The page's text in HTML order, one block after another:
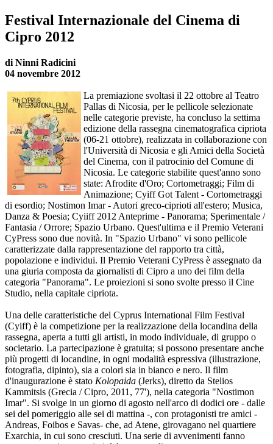
Festival Internazionale del Cinema di
Cipro 2012
di Ninni Radicini
04 novembre 2012
La premiazione svoltasi il 22 ottobre al Teatro
Pallas di Nicosia, per le pellicole selezionate
nelle categorie previste, ha concluso la settima
edizione della rassegna cinematografica cipriota
(06-21 ottobre), realizzata in collaborazione con
l'Università di Nicosia e gli Amici della Società
del Cinema, con il patrocinio del Comune di
Nicosia. Le categorie stabilite quest'anno sono
state: Afrodite d'Oro; Cortometraggi; Film di
Animazione; Cyiff Got Talent - Cortometraggi
di esordio; Nostimon Imar - Autori greco-ciprioti all'estero; Musica,
Danza & Poesia; Cyiiff 2012 Anteprime - Panorama; Sperimentale /
Fantasia / Orrore; Spazio Urbano. Quest'ultima e il Premio Veterani
CyPress sono due novità. In "Spazio Urbano" vi sono pellicole
caratterizzate dalla rappresentazione del rapporto tra città,
popolazione e individui. Il Premio Veterani CyPress è assegnato da
una giuria composta da giornalisti di Cipro a uno dei film della
categoria "Panorama". Le proiezioni si sono svolte presso il Cine
Studio, nella capitale cipriota.
Una delle caratteristiche del Cyprus International Film Festival
(Cyiff) è la competizione per la realizzazione della locandina della
rassegna, aperta a tutti gli artisti, in modo individuale, di gruppo o
societario. La partecipazione è gratuita; si possono presentare anche
più progetti di locandine, in ogni modalità espressiva (illustrazione,
fotografia, dipinto), sia a colori sia in bianco e nero. Il film
d'inaugurazione è stato Kolopaida (Jerks), diretto da Stelios
Kammitsis (Grecia / Cipro, 2011, 77'), nella categoria "Nostimon
Imar". Si svolge in un giorno di agosto nell'arco di dodici ore - dalle
sei del pomeriggio alle sei di mattina -, con protagonisti tre amici -
Andreas, Foibos e Savas- che, ad Atene, girovagano nel quartiere
Exarchia, in cui sono cresciuti. Una serie di avvenimenti fanno